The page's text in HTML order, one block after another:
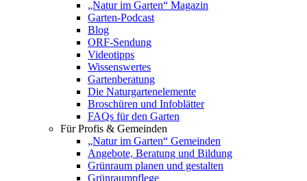
„Natur im Garten“ Magazin
Garten-Podcast
Blog
ORF-Sendung
Videotipps
Wissenswertes
Gartenberatung
Die Naturgartenelemente
Broschüren und Infoblätter
FAQs für den Garten
Für Profis & Gemeinden
„Natur im Garten“ Gemeinden
Angebote, Beratung und Bildung
Grünraum planen und gestalten
Grünraumpflege